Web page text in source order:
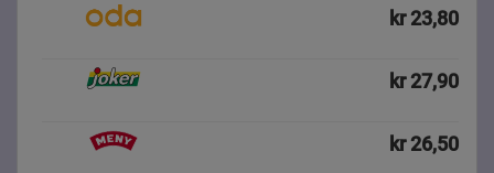
kr 23,80
kr 27,90
kr 26,50